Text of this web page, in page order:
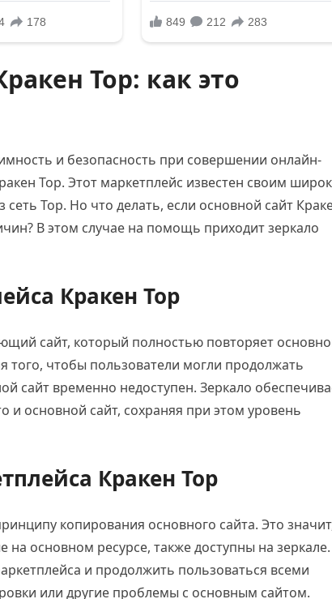
Тор: как это
и безопасность при совершении онлайн-
Тор. Этот маркетплейс известен своим
Тор. Но что делать, если основной сайт
В этом случае на помощь приходит зеркало
Кракен Тор
сайт, который полностью повторяет
того, чтобы пользователи могли продолжать
сайт временно недоступен. Зеркало
и основной сайт, сохраняя при этом уровень
Кракен Тор
копирования основного сайта. Это
на основном ресурсе, также доступны на зеркале.
и продолжить пользоваться всеми
или другие проблемы с основным сайтом.